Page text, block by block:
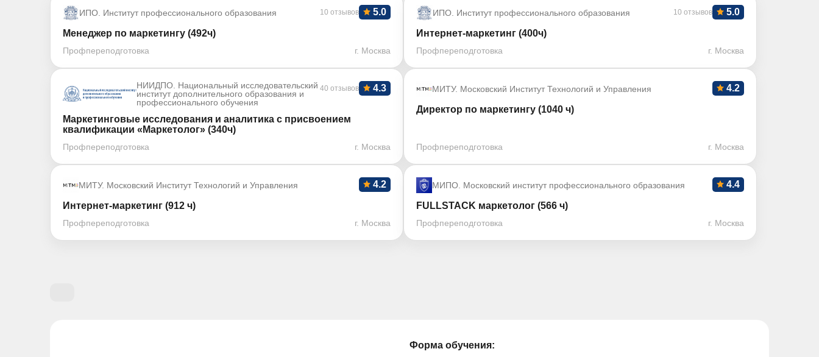
ИПО. Институт профессионального образования 10 отзывов 5.0
Менеджер по маркетингу (492ч)
Профпереподготовка г. Москва
ИПО. Институт профессионального образования 10 отзывов 5.0
Интернет-маркетинг (400ч)
Профпереподготовка г. Москва
НИИДПО. Национальный исследовательский
институт дополнительного образования и
профессионального обучения
40 отзывов 4.3
Маркетинговые исследования и аналитика с присвоением
квалификации «Маркетолог» (340ч)
Профпереподготовка г. Москва
МИТУ. Московский Институт Технологий и Управления 4.2
Директор по маркетингу (1040 ч)
Профпереподготовка г. Москва
МИТУ. Московский Институт Технологий и Управления 4.2
Интернет-маркетинг (912 ч)
Профпереподготовка г. Москва
МИПО. Московский институт профессионального образования 4.4
FULLSTACK маркетолог (566 ч)
Профпереподготовка г. Москва
Форма обучения: